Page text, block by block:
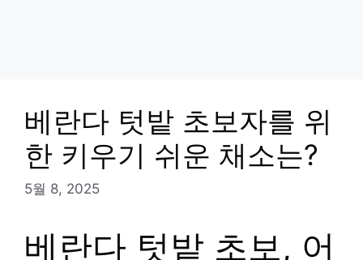
베란다 텃밭 초보자를 위
한 키우기 쉬운 채소는?
5월 8, 2025
베란다 텃밭 초보, 어